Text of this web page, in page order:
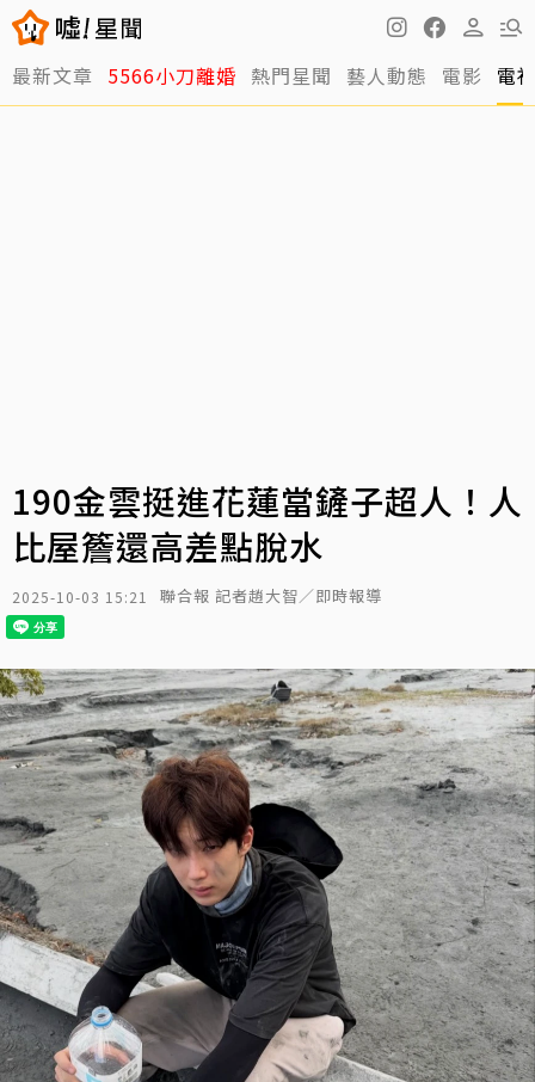
最新文章 5566小刀離婚 熱門星聞 藝人動態 電影 電
190金雲挺進花蓮當鏟子超人！人
比屋簷還高差點脫水
2025-10-03 15:21 聯合報 記者趙大智／即時報導